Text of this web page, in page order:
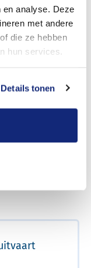
analyse. Deze
met andere
die ze hebben
hun services.
Details tonen